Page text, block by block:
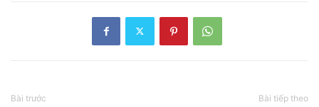
Bài trước Bài tiếp theo